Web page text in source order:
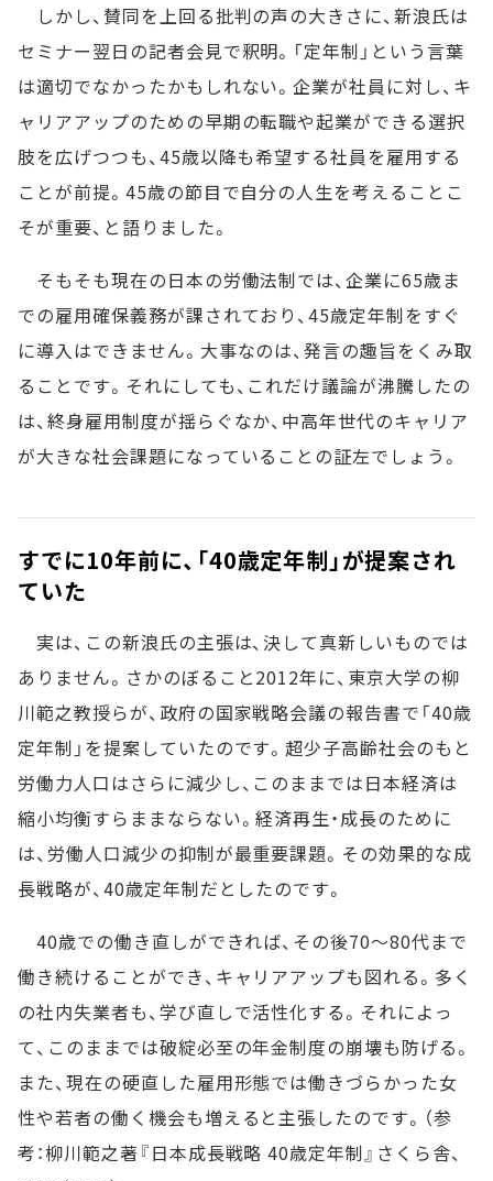
しかし、賛同を上回る批判の声の大きさに、新浪氏は
セミナー翌日の記者会見で釈明。「定年制」という言葉
は適切でなかったかもしれない。企業が社員に対し、キ
ャリアアップのための早期の転職や起業ができる選択
肢を広げつつも、45歳以降も希望する社員を雇用する
ことが前提。45歳の節目で自分の人生を考えることこ
そが重要、と語りました。
そもそも現在の日本の労働法制では、企業に65歳ま
での雇用確保義務が課されており、45歳定年制をすぐ
に導入はできません。大事なのは、発言の趣旨をくみ取
ることです。それにしても、これだけ議論が沸騰したの
は、終身雇用制度が揺らぐなか、中高年世代のキャリア
が大きな社会課題になっていることの証左でしょう。
すでに10年前に、「40歳定年制」が提案され
ていた
実は、この新浪氏の主張は、決して真新しいものでは
ありません。さかのぼること2012年に、東京大学の柳
川範之教授らが、政府の国家戦略会議の報告書で「40歳
定年制」を提案していたのです。超少子高齢社会のもと
労働力人口はさらに減少し、このままでは日本経済は
縮小均衡すらままならない。経済再生・成長のために
は、労働人口減少の抑制が最重要課題。その効果的な成
長戦略が、40歳定年制だとしたのです。
40歳での働き直しができれば、その後70～80代まで
働き続けることができ、キャリアアップも図れる。多く
の社内失業者も、学び直しで活性化する。それによっ
て、このままでは破綻必至の年金制度の崩壊も防げる。
また、現在の硬直した雇用形態では働きづらかった女
性や若者の働く機会も増えると主張したのです。（参
考：柳川範之著『日本成長戦略 40歳定年制』さくら舎、